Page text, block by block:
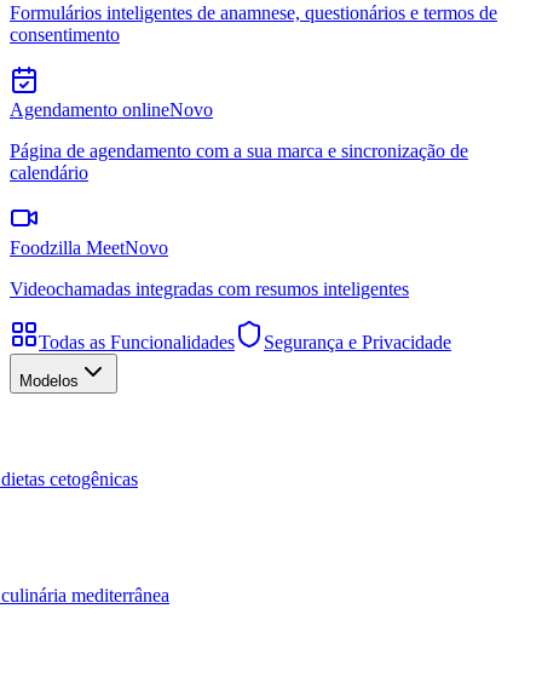
Formulários inteligentes de anamnese, questionários e termos de
consentimento
Agendamento onlineNovo
Página de agendamento com a sua marca e sincronização de
calendário
Foodzilla MeetNovo
Videochamadas integradas com resumos inteligentes
Todas as Funcionalidades Segurança e Privacidade
Modelos
cetogênicas
mediterrânea